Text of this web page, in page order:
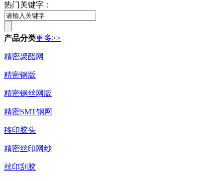
热门关键字：
产品分类更多>>
精密聚酯网
精密钢版
精密钢丝网版
精密SMT钢网
移印胶头
精密丝印网纱
丝印刮胶